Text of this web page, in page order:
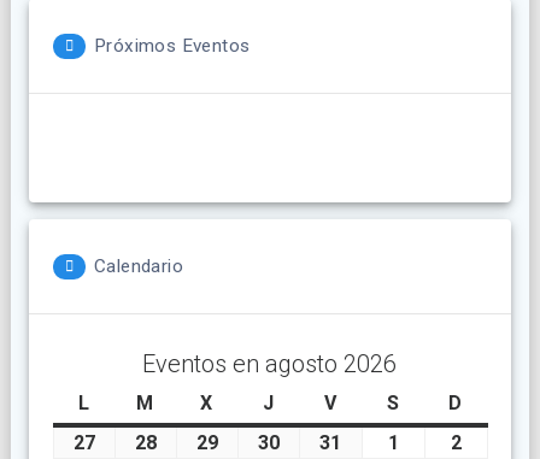
Próximos Eventos
Calendario
Eventos en agosto 2026
Llunes M martes
X miércoles
Jjueves
Vviernes
Ssábado
D
27julio
28julio
29julio
30julio
31 1
agosto
2agosto